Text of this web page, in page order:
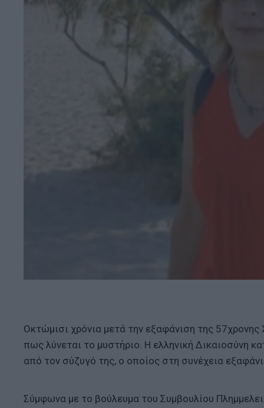
Οκτώμισι χρόνια μετά την εξαφάνιση της
πως λύνεται το μυστήριο. Η ελληνική Δικαιοσύνη
από τον σύζυγό της, ο οποίος στη συνέχεια
Σύμφωνα με το βούλευμα του Συμβουλίου